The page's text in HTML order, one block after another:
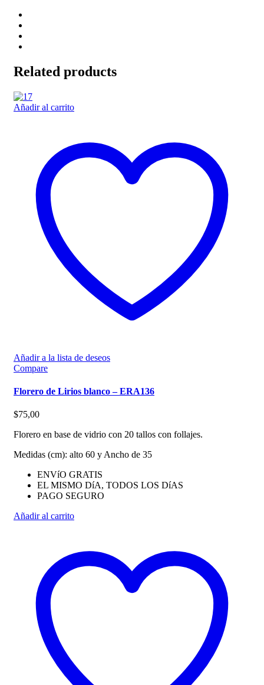
Related products
Añadir al carrito
Añadir a la lista de deseos
Compare
Florero de Lirios blanco – ERA136
$75,00
Florero en base de vidrio con 20 tallos con follajes.
Medidas (cm): alto 60 y Ancho de 35
ENVíO GRATIS
EL MISMO DíA, TODOS LOS DíAS
PAGO SEGURO
Añadir al carrito